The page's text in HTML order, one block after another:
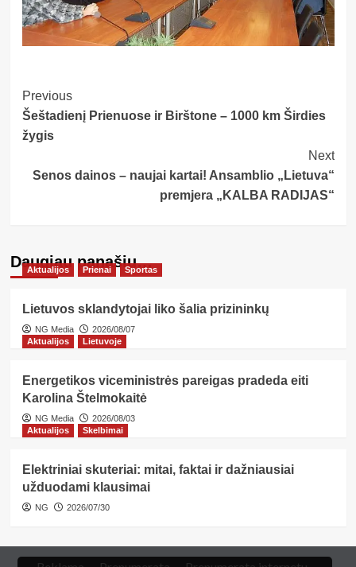
Post
Navigation
Previous
Šeštadienį Prienuose ir Birštone – 1000 km Širdies
žygis
Next
Senos dainos – naujai kartai! Ansamblio „Lietuva“
premjera „KALBA RADIJAS“
Daugiau panašių…
Aktualijos Prienai Sportas
Lietuvos sklandytojai liko šalia prizininkų
NG Media
2026/08/07
Aktualijos
Lietuvoje
Energetikos viceministrės pareigas pradeda eiti
Karolina Štelmokaitė
NG Media
2026/08/03
Aktualijos
Skelbimai
Elektriniai skuteriai: mitai, faktai ir dažniausiai
užduodami klausimai
NG 2026/07/30